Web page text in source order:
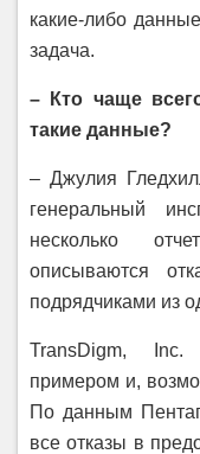
какие-либо
задача.
– Кто чаще
такие данные?
– Джулия
генеральный
несколько
описываются
подрядчиками из
TransDigm,
примером и,
По данным
все отказы в